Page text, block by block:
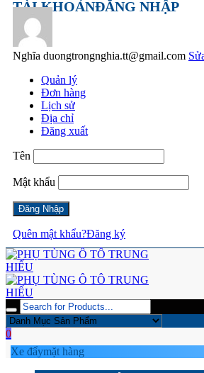
TÀI KHOẢNĐĂNG NHẬP
Nghĩa duongtrongnghia.tt@gmail.com
Quản lý
Đơn hàng
Lịch sử
Địa chỉ
Đăng xuất
Tên
Mật khẩu
Quên mật khẩu?Đăng ký
0
Xe đẩymặt hàng